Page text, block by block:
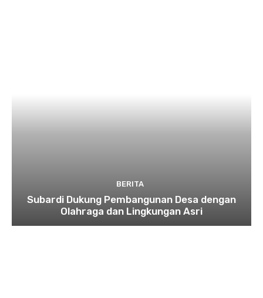
BERITA
Subardi Dukung Pembangunan Desa dengan
Olahraga dan Lingkungan Asri